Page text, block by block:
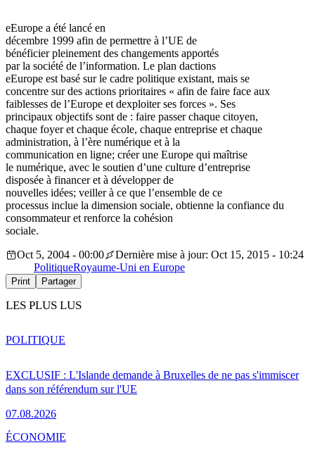
eEurope a été lancé en
décembre 1999 afin de permettre à l’UE de
bénéficier pleinement des changements apportés
par la société de l’information. Le plan dactions
eEurope est basé sur le cadre politique existant, mais se
concentre sur des actions prioritaires « afin de faire face aux
faiblesses de l’Europe et dexploiter ses forces ». Ses
principaux objectifs sont de : faire passer chaque citoyen,
chaque foyer et chaque école, chaque entreprise et chaque
administration, à l’ère numérique et à la
communication en ligne; créer une Europe qui maîtrise
le numérique, avec le soutien d’une culture d’entreprise
disposée à financer et à développer de
nouvelles idées; veiller à ce que l’ensemble de ce
processus inclue la dimension sociale, obtienne la confiance du
consommateur et renforce la cohésion
sociale.
Oct 5, 2004 - 00:00
Dernière mise à jour: Oct 15, 2015 - 10:24
PolitiqueRoyaume-Uni en Europe
Print Partager
LES PLUS LUS
EXCLUSIF : L'Islande demande à Bruxelles de ne pas s'immiscer
dans son référendum sur l'UE
07.08.2026
POLITIQUE
ÉCONOMIE